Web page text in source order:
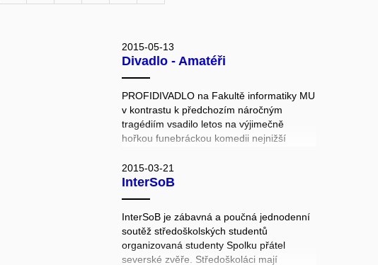
2015-05-13
Divadlo - Amatéři
PROFIDIVADLO na Fakultě informatiky MU
v kontrastu k předchozím náročným
tragédiím vsadilo letos na výjimečně
hořkou funebráckou komedii nejnižší
přímo na jevišti, původní pohřební songy
studentů, černý humor - někdy snad až
proto připsala sedm nových dámských rolí
doslova jako řemen. Poznámka: pivo
čepované na jevišti ve hřbitovní putyce
2015-03-21
InterSoB
InterSoB je zábavná a poučná jednodenní
soutěž středoškolských studentů
organizovaná studenty Spolku přátel
severské zvěře. Středoškoláci mají